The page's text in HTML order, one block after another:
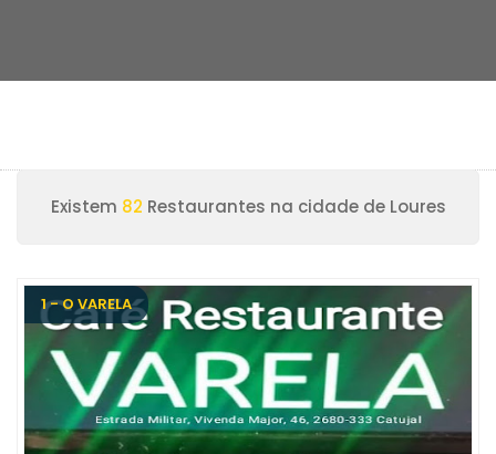
Existem 82 Restaurantes na cidade de Loures
1 - O VARELA